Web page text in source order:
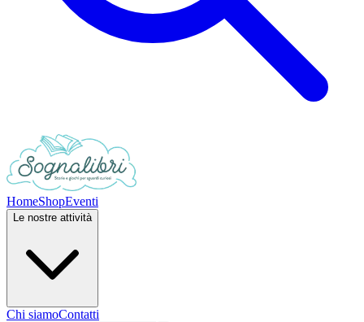
HomeShopEventi
Le nostre attività
Chi siamoContatti